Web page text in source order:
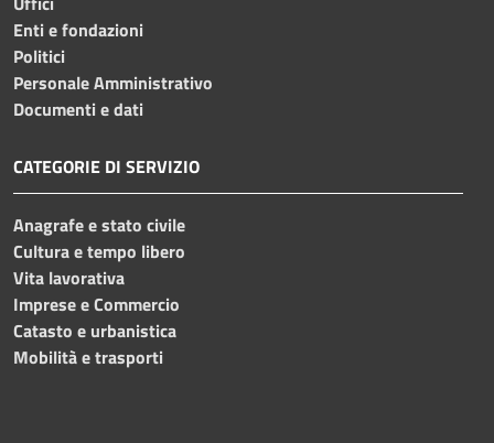
Enti e fondazioni
Politici
Personale Amministrativo
Documenti e dati
CATEGORIE DI SERVIZIO
Anagrafe e stato civile
Cultura e tempo libero
Vita lavorativa
Imprese e Commercio
Catasto e urbanistica
Mobilità e trasporti